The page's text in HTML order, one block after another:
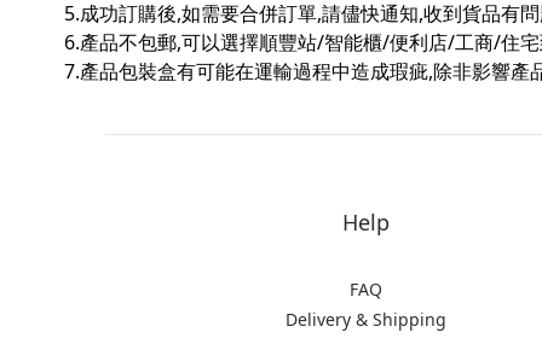
5.成功訂購後,如需要合併訂單,請儘快通知,收到貨品有
6.產品不包郵,可以選擇順豐站/智能櫃/便利店/工商/住
7.產品包裝盒有可能在運輸過程中造成瑕疵,除非影響
Help
FAQ
Delivery & Shipping